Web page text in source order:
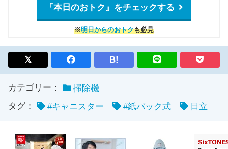
『本日のおトク』をチェックする
※明日からのおトクも必見
B!
カテゴリー：
掃除機
タグ：
#キャニスター #紙パック式 日立